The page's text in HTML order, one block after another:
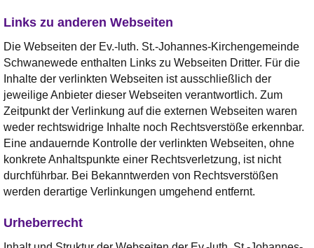
Links zu anderen Webseiten
Die Webseiten der Ev.-luth. St.-Johannes-Kirchengemeinde
Schwanewede enthalten Links zu Webseiten Dritter. Für die
Inhalte der verlinkten Webseiten ist ausschließlich der
jeweilige Anbieter dieser Webseiten verantwortlich. Zum
Zeitpunkt der Verlinkung auf die externen Webseiten waren
weder rechtswidrige Inhalte noch Rechtsverstöße erkennbar.
Eine andauernde Kontrolle der verlinkten Webseiten, ohne
konkrete Anhaltspunkte einer Rechtsverletzung, ist nicht
durchführbar. Bei Bekanntwerden von Rechtsverstößen
werden derartige Verlinkungen umgehend entfernt.
Urheberrecht